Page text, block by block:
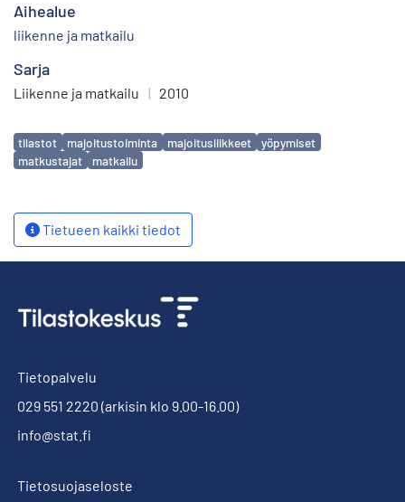
Aihealue
liikenne ja matkailu
Sarja
Liikenne ja matkailu | 2010
Avainsanat
tilastot majoitustoiminta majoitusliikkeet
yöpymiset
matkustajat
matkailu
Tietueen kaikki tiedot
Tietopalvelu
029 551 2220 (arkisin klo 9.00-16.00)
info@stat.fi
Tietosuojaseloste